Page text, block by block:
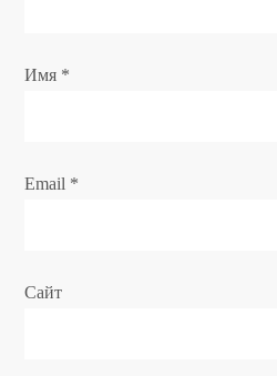
п
с
м
Имя *
Email *
Сайт